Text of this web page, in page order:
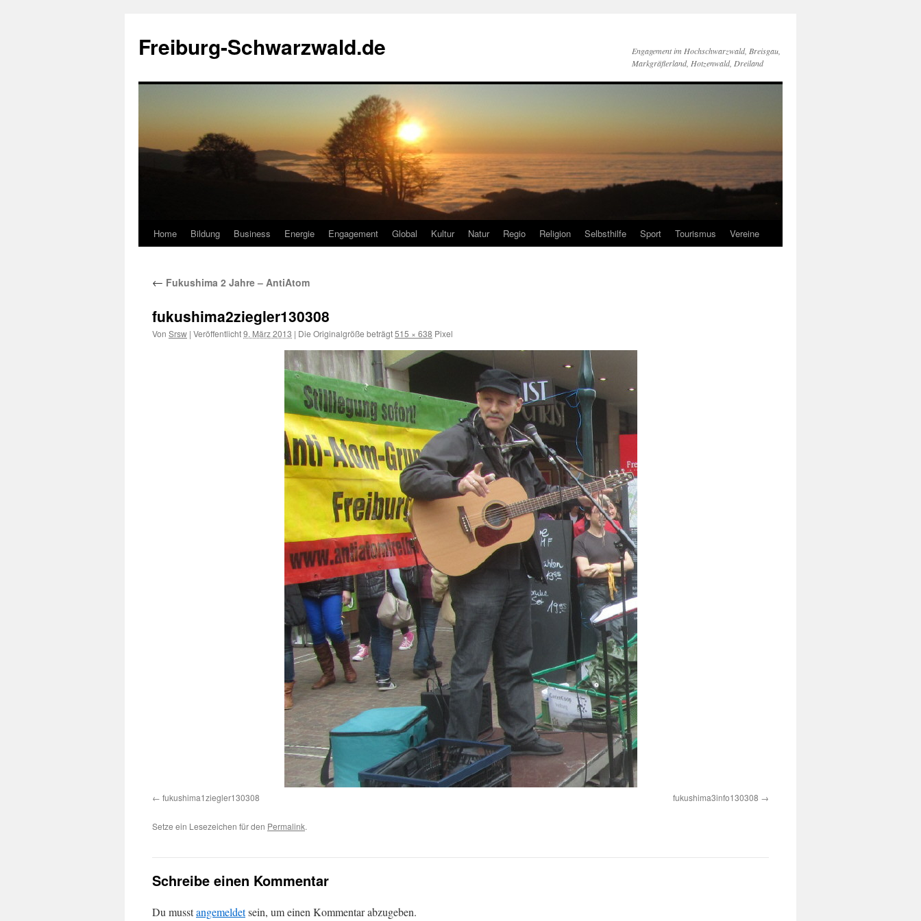
springen
Freiburg-Schwarzwald.de
Engagement im Hochschwarzwald, Breisgau,
Markgräflerland, Hotzenwald, Dreiland
Home Bildung Business Energie Engagement Global Kultur Natur Regio Religion Selbsthilfe Sport Tourismus Vereine
← Fukushima 2 Jahre – AntiAtom
fukushima2ziegler130308
Von Srsw | Veröffentlicht9. März 2013 | Die Originalgröße beträgt515 × 638 Pixel
fukushima1ziegler130308 fukushima3info130308
Setze ein Lesezeichen für den Permalink.
Schreibe einen Kommentar
Du musstangemeldetsein, um einen Kommentar abzugeben.